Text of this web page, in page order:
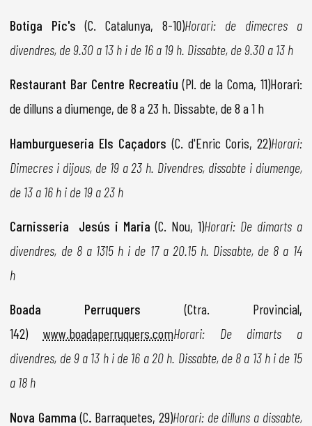
Botiga Pic's(C. Catalunya, 8-10)Horari: de dimecres a
divendres, de 9.30 a 13 h i de 16 a 19 h. Dissabte, de 9.30 a 13 h
Restaurant Bar Centre Recreatiu(Pl. de la Coma, 11)Horari:
de dilluns a diumenge, de 8 a 23 h. Dissabte, de 8 a 1 h
Hamburgueseria Els Caçadors (C. d'Enric Coris, 22)Horari:
Dimecres i dijous, de 19 a 23 h. Divendres, dissabte i diumenge,
de 13 a 16 h i de 19 a 23 h
Carnisseria Jesús i Maria (C. Nou, 1)Horari: De dimarts a
divendres, de 8 a 1315 h i de 17 a 20.15 h. Dissabte, de 8 a 14
h
Boada Perruquers (Ctra. Provincial,
142) www.boadaperruquers.comHorari: De dimarts a
divendres, de 9 a 13 h i de 16 a 20 h. Dissabte, de 8 a 13 h i de 15
a 18 h
Nova Gamma(C. Barraquetes, 29)Horari: de dilluns a dissabte,